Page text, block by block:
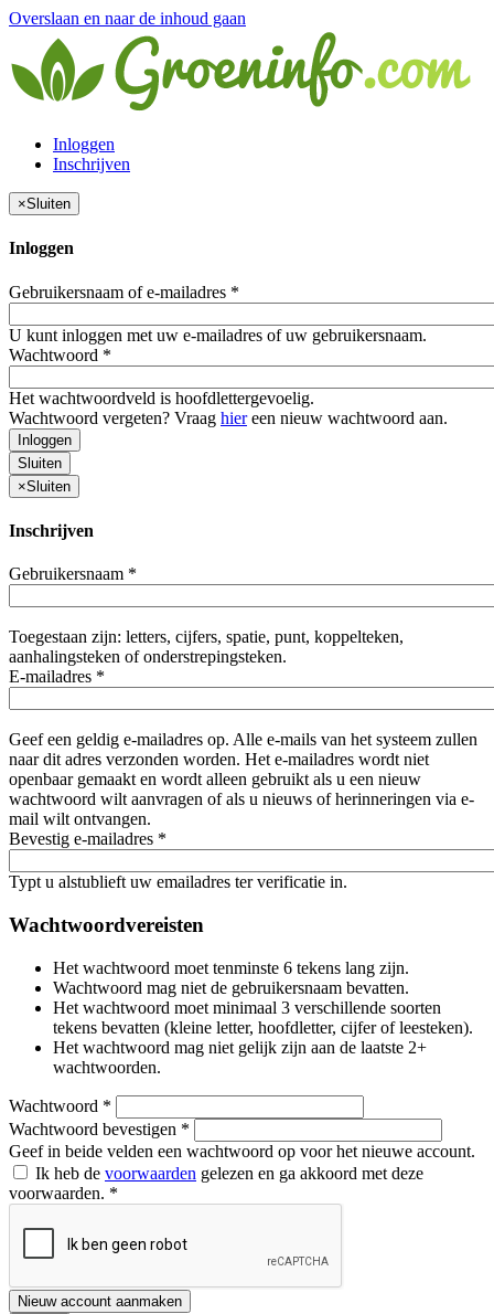
Overslaan en naar de inhoud gaan
Inloggen
Inschrijven
×Sluiten
Inloggen
Gebruikersnaam of e-mailadres *
U kunt inloggen met uw e-mailadres of uw gebruikersnaam.
Wachtwoord *
Het wachtwoordveld is hoofdlettergevoelig.
Wachtwoord vergeten? Vraag hiereen nieuw wachtwoord aan.
Inloggen
Sluiten
×Sluiten
Inschrijven
Gebruikersnaam *
Toegestaan zijn: letters, cijfers, spatie, punt, koppelteken,
aanhalingsteken of onderstrepingsteken.
E-mailadres *
Geef een geldig e-mailadres op. Alle e-mails van het systeem zullen
naar dit adres verzonden worden. Het e-mailadres wordt niet
openbaar gemaakt en wordt alleen gebruikt als u een nieuw
wachtwoord wilt aanvragen of als u nieuws of herinneringen via e-
mail wilt ontvangen.
Bevestig e-mailadres *
Typt u alstublieft uw emailadres ter verificatie in.
Wachtwoordvereisten
Het wachtwoord moet tenminste 6 tekens lang zijn.
Wachtwoord mag niet de gebruikersnaam bevatten.
Het wachtwoord moet minimaal 3 verschillende soorten
tekens bevatten (kleine letter, hoofdletter, cijfer of leesteken).
Het wachtwoord mag niet gelijk zijn aan de laatste 2+
wachtwoorden.
Wachtwoord *
Wachtwoord bevestigen *
Geef in beide velden een wachtwoord op voor het nieuwe account.
Ik heb de voorwaarden gelezen en ga akkoord met deze
voorwaarden. *
Nieuw account aanmaken